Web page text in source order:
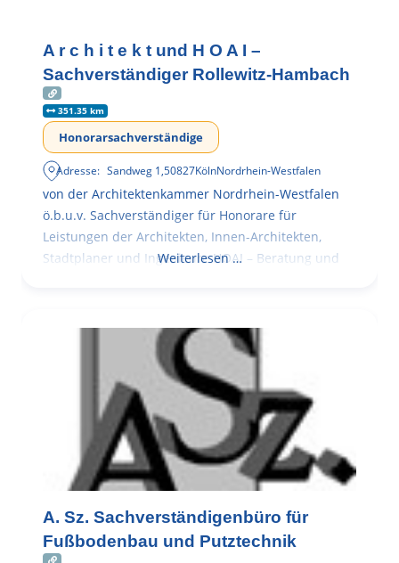
A r c h i t e k t und H O A I –
Sachverständiger Rollewitz-Hambach
351.35 km
Honorarsachverständige
Adresse: Sandweg 1,50827KölnNordrhein-Westfalen
von der Architektenkammer Nordrhein-Westfalen
ö.b.u.v. Sachverständiger für Honorare für
Leistungen der Architekten, Innen-Architekten,
Stadtplaner und Ingenieure HOAI – Beratung und
Weiterlesen …
A. Sz. Sachverständigenbüro für
Fußbodenbau und Putztechnik